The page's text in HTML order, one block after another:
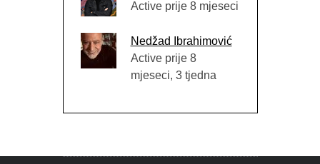
Active prije 8 mjeseci
Nedžad Ibrahimović
Active prije 8
mjeseci, 3 tjedna